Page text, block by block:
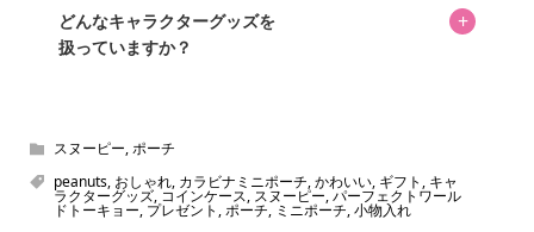
め、正確な情報をお伝えできないからです。
どんなキャラクターグッズを
扱っていますか？
+
ん！200種以上のトレンディなキャラクターやアニメキャラ
をご紹介しています。生まれたばかりの新しいキャラクタ
ーをいち早く皆さんにお届けすることも、私たちの使命の
スヌーピー,ポーチ
peanuts, おしゃれ, カラビナミニポーチ,かわいい, ギフト , キャ
ラクターグッズ,コインケース, スヌーピー,パーフェクトワール
ドトーキョー, プレゼント ,ポーチ, ミニポーチ,小物入れ